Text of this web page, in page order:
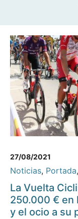
27/08/2021
Noticias, Portada,
La Vuelta
250.000 € en
y el ocio a su